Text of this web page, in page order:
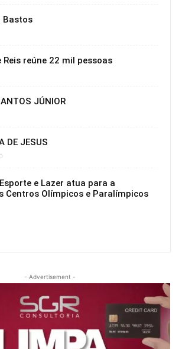
Bastos
Reis reúne 22 mil pessoas
JÚNIOR
DE JESUS
e Lazer atua para a
Centros Olímpicos e Paralímpicos
- Advertisement -